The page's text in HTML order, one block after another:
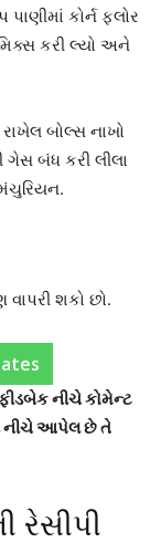
કોર્ન ફ્લોર
કરી લ્યો અને
બોલ્સ નાખો
ગેસ બંધ કરી લીલા
શકો છો.
ફીડબેક નીચે કોમેન્ટ
નીચે આપેલ છે તે
રેસીપી